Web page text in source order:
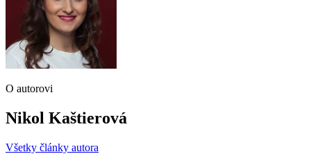
O autorovi
Nikol Kaštierová
Všetky články autora